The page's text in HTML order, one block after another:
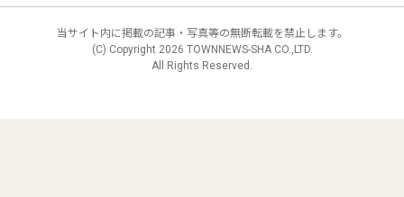
当サイト内に掲載の記事・写真等の無断転載を禁止します。
(C) Copyright 2026 TOWNNEWS-SHA CO.,LTD.
All Rights Reserved.